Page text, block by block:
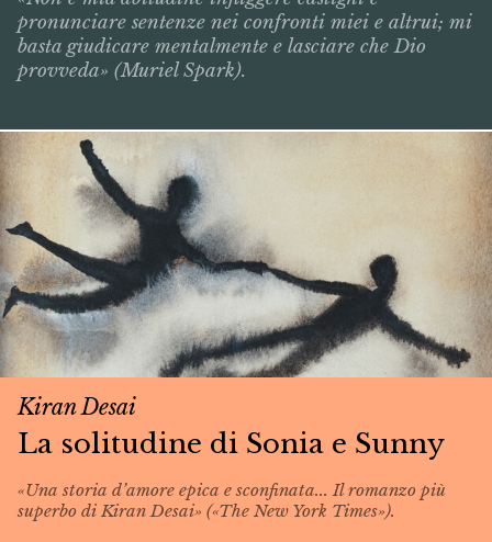
pronunciare sentenze nei confronti miei e altrui; mi
basta giudicare mentalmente e lasciare che Dio
provveda» (Muriel Spark).
Kiran Desai
La solitudine di Sonia e Sunny
«Una storia d’amore epica e sconfinata... Il romanzo più
superbo di Kiran Desai» («The New York Times»).